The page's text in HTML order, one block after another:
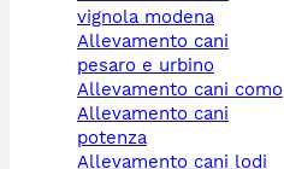
vignola modena
allevamento cani
pesaro e urbino
allevamento cani como
allevamento cani
potenza
allevamento cani lodi